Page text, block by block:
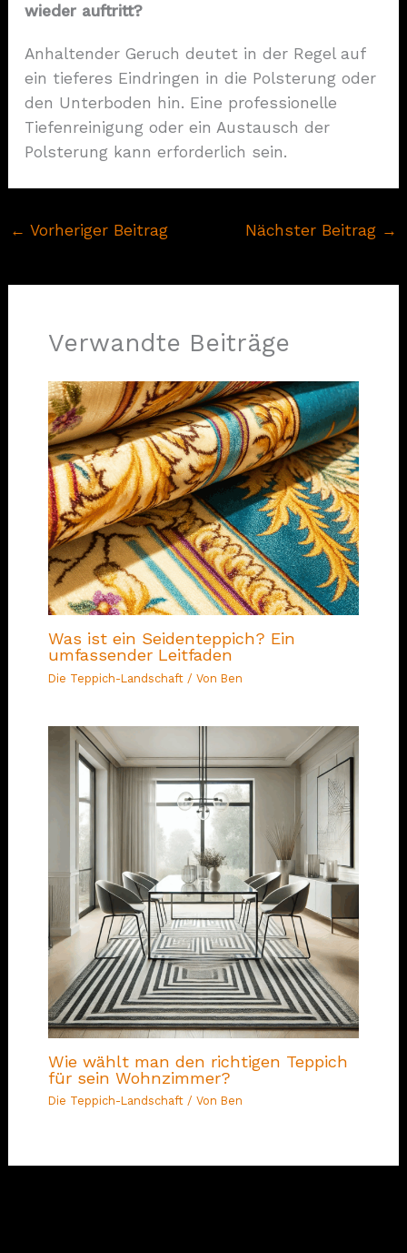
wieder auftritt?
Anhaltender Geruch deutet in der Regel auf
ein tieferes Eindringen in die Polsterung oder
den Unterboden hin. Eine professionelle
Tiefenreinigung oder ein Austausch der
Polsterung kann erforderlich sein.
← Vorheriger Beitrag Nächster Beitrag →
Verwandte Beiträge
Was ist ein Seidenteppich? Ein
umfassender Leitfaden
Die Teppich-Landschaft/ Von Ben
Wie wählt man den richtigen Teppich
für sein Wohnzimmer?
Die Teppich-Landschaft/ Von Ben